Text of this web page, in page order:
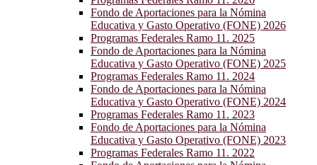
Fondo de Aportaciones para la Nómina
Educativa y Gasto Operativo (FONE) 2026
Programas Federales Ramo 11. 2025
Fondo de Aportaciones para la Nómina
Educativa y Gasto Operativo (FONE) 2025
Programas Federales Ramo 11. 2024
Fondo de Aportaciones para la Nómina
Educativa y Gasto Operativo (FONE) 2024
Programas Federales Ramo 11. 2023
Fondo de Aportaciones para la Nómina
Educativa y Gasto Operativo (FONE) 2023
Programas Federales Ramo 11. 2022